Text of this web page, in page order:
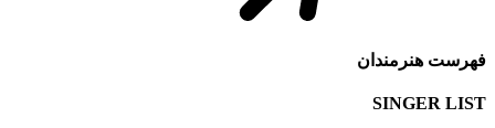
فهرست هنرمندان
SINGER LIST